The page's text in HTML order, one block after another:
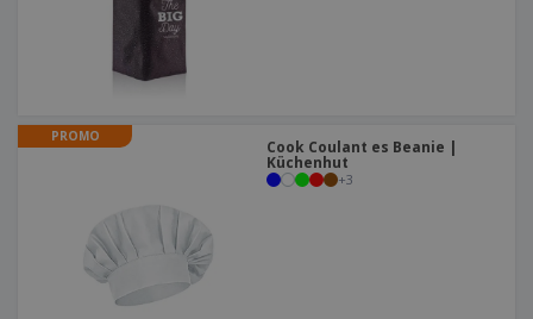
PROMO
Cook Coulant es Beanie |
Küchenhut
+3